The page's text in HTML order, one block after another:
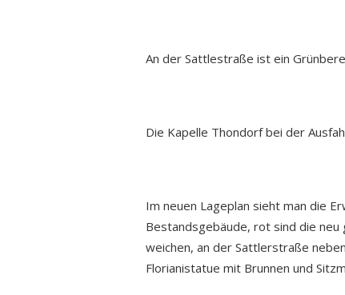
An der Sattlestraße ist ein
Die Kapelle Thondorf bei der
Im neuen Lageplan sieht man die
Bestandsgebäude, rot sind die
weichen, an der Sattlerstraße
Florianistatue mit Brunnen und